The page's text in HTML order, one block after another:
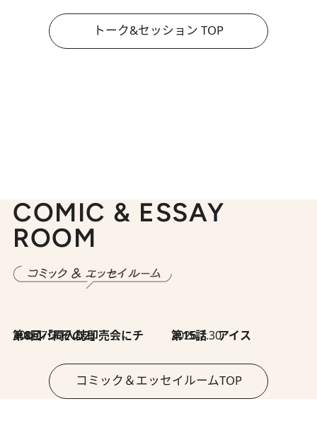
トーク&セッション TOP
COMIC & ESSAY
ROOM
2026.7.30
第8回「同人誌即売会にチャレンジ その2」 2026.7.30
第15話 アイス
コミック＆エッセイルームTOP